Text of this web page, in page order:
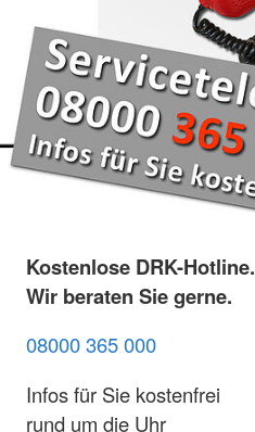
Kostenlose DRK-Hotline.
Wir beraten Sie gerne.
08000 365 000
Infos für Sie kostenfrei
rund um die Uhr